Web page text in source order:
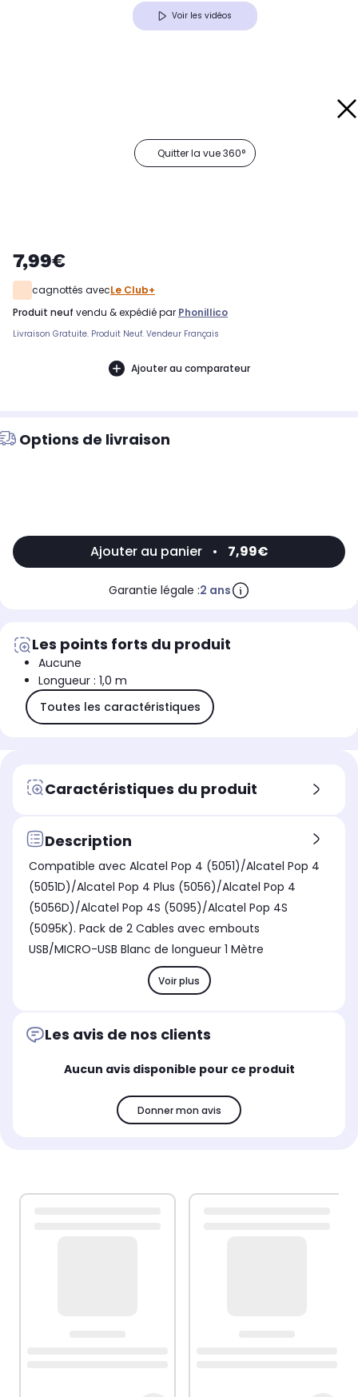
Voir les vidéos
Quitter la vue 360°
7,99€
cagnottés avecLe Club+
produit neuf vendu & expédié par Phonillico
Livraison Gratuite. Produit Neuf. Vendeur Français
Ajouter au comparateur
Options de livraison
Ajouter au panier • 7,99€
Garantie légale :2 ans
Les points forts du produit
Aucune
Longueur : 1,0 m
Toutes les caractéristiques
Caractéristiques du produit
Description
Compatible avec Alcatel Pop 4 (5051)/Alcatel Pop 4
(5051D)/Alcatel Pop 4 Plus (5056)/Alcatel Pop 4
(5056D)/Alcatel Pop 4S (5095)/Alcatel Pop 4S
(5095K). Pack de 2 Cables avec embouts
USB/MICRO-USB Blanc de longueur 1 Mètre
Voir plus
Les avis de nos clients
Aucun avis disponible pour ce produit
Donner mon avis